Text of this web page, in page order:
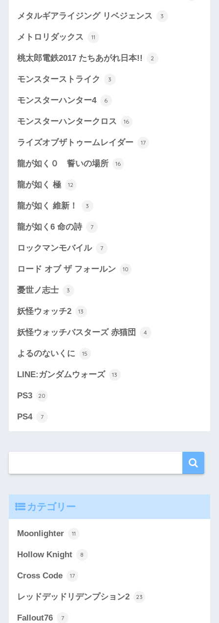
メタルギアライジング リベジェンス 3
メトロリダックス 11
桃太郎電鉄2017 たちあがれ日本!! 2
モンスターストライク 3
モンスターハンター4 6
モンスターハンタークロス 16
ライズオブザトゥームレイダー 17
龍が如く０ 誓いの場所 16
龍が如く 極 12
龍が如く 維新！ 3
龍が如く6 命の詩 7
ロックマンモバイル 7
ロード オブ ザ フォールン 10
憂世ノ志士 3
妖怪ウォッチ2 13
妖怪ウォッチバスターズ 赤猫団 4
よるのないくに 15
LINE:ガンダムウォーズ 13
PS3 20
PS4 7
カテゴリー
Moonlighter 11
Hollow Knight 8
Cross Code 17
レッドデッドリデンプション2 23
Fallout76 7